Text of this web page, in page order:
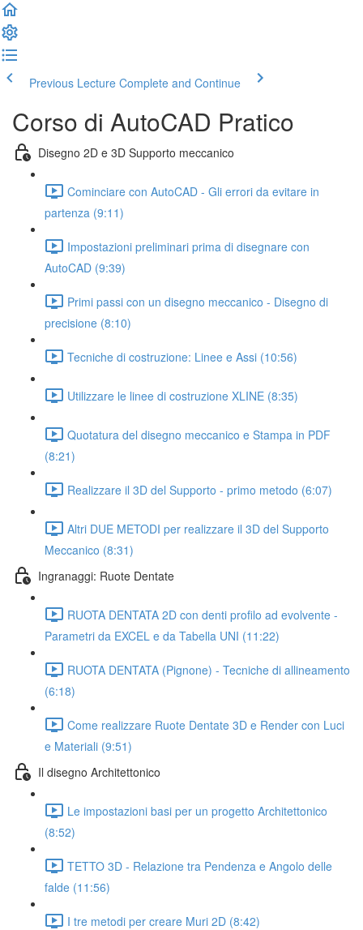
Previous Lecture Complete and Continue
Corso di AutoCAD Pratico
Disegno 2D e 3D Supporto meccanico
Cominciare con AutoCAD - Gli errori da evitare in
partenza (9:11)
Impostazioni preliminari prima di disegnare con
AutoCAD (9:39)
Primi passi con un disegno meccanico - Disegno di
precisione (8:10)
Tecniche di costruzione: Linee e Assi (10:56)
Utilizzare le linee di costruzione XLINE (8:35)
Quotatura del disegno meccanico e Stampa in PDF
(8:21)
Realizzare il 3D del Supporto - primo metodo (6:07)
Altri DUE METODI per realizzare il 3D del Supporto
Meccanico (8:31)
Ingranaggi: Ruote Dentate
RUOTA DENTATA 2D con denti profilo ad evolvente -
Parametri da EXCEL e da Tabella UNI (11:22)
RUOTA DENTATA (Pignone) - Tecniche di allineamento
(6:18)
Come realizzare Ruote Dentate 3D e Render con Luci
e Materiali (9:51)
Il disegno Architettonico
Le impostazioni basi per un progetto Architettonico
(8:52)
TETTO 3D - Relazione tra Pendenza e Angolo delle
falde (11:56)
I tre metodi per creare Muri 2D (8:42)